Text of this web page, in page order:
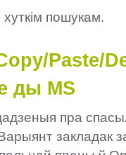
пошукам.
Copy/Paste/
ды MS
пра
закладак